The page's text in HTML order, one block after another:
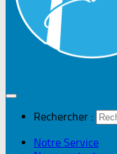
Rechercher :
Notre Service